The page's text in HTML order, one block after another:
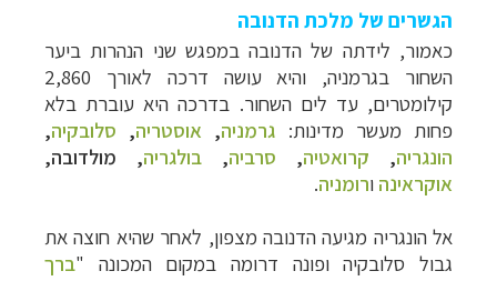
הגשרים של מלכת הדנובה
כאמור, לידתה של הדנובה במפגש שני הנהרות ביער
השחור בגרמניה, והיא עושה דרכה לאורך 2,860
קילומטרים, עד לים השחור. בדרכה היא עוברת בלא
פחות מעשר מדינות: גרמניה, אוסטריה, סלובקיה,
הונגריה, קרואטיה, סרביה, בולגריה, מולדובה,
אוקראינה ורומניה.
אל הונגריה מגיעה הדנובה מצפון, לאחר שהיא חוצה את
גבול סלובקיה ופונה דרומה במקום המכונה "ברך